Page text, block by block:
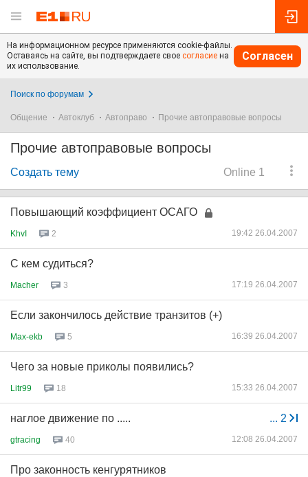
На информационном ресурсе применяются cookie-файлы.
Оставаясь на сайте, вы подтверждаете свое согласие на
их использование.
Согласен
Поиск по форумам
Общение Автоклуб Автоправо Прочие автоправовые вопросы
Прочие автоправовые вопросы
Online 1
Создать тему
Повышающий коэффициент ОСАГО
KhvI 2 19:42 26.04.2007
С кем судиться?
Macher 3 17:19 26.04.2007
Если закончилось действие транзитов (+)
Max-ekb 5 16:39 26.04.2007
Чего за новые приколы появились?
Litr99 18 15:33 26.04.2007
... 2
наглое движение по .....
gtracing 40 12:08 26.04.2007
Про законность кенгурятников